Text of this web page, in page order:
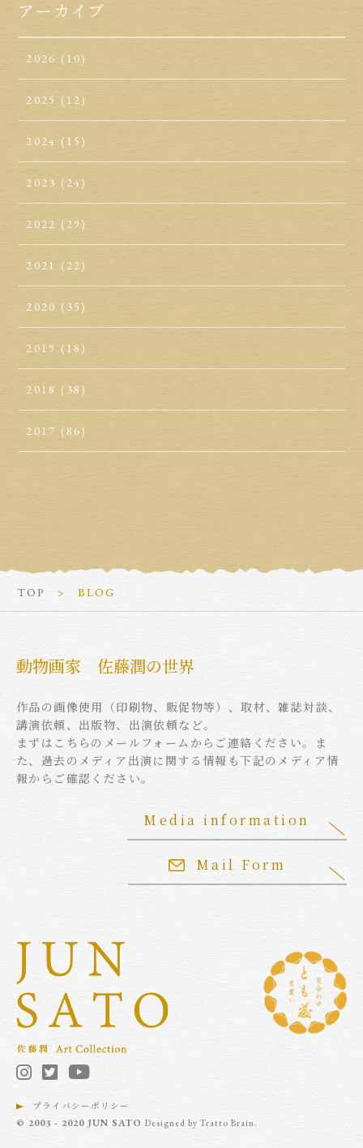
アーカイブ
2026 (10)
2025 (12)
2024 (15)
2023 (24)
2022 (29)
2021 (22)
2020 (35)
2019 (18)
2018 (38)
2017 (86)
TOP BLOG
動物画家 佐藤潤の世界
作品の画像使用（印刷物、販促物等）、取材、雑誌対談、
講演依頼、出版物、出演依頼など。
まずはこちらのメールフォームからご連絡ください。ま
た、過去のメディア出演に関する情報も下記のメディア情
報からご確認ください。
Mail Form
Media information
© 2003 - 2020 JUN SATO Designed by Tratto Brain.
プライバシーポリシー